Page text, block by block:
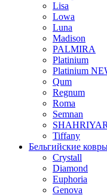
Lisa
Lowa
Luna
Madison
PALMIRA
Platinium
Platinium
Qum
Regnum
Roma
Semnan
SHAHRIYAR
Tiffany
Бельгийские
Crystall
Diamond
Euphoria
Genova